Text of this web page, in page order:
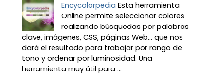
Encycolorpedia Esta herramienta
Online permite seleccionar colores
realizando búsquedas por palabras
clave, imágenes, CSS, páginas Web... que nos
dará el resultado para trabajar por rango de
tono y ordenar por luminosidad. Una
herramienta muy útil para ...